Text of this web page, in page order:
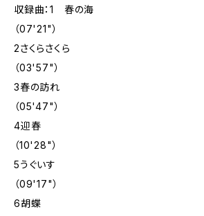
収録曲：1 春の海
（07'21"）
2さくらさくら
（03'57"）
3春の訪れ
（05'47"）
4迎春
（10'28"）
5うぐいす
（09'17"）
6胡蝶